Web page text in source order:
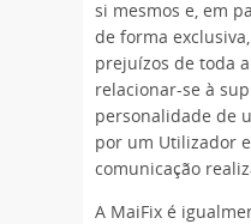
si mesmos e, em
de forma
prejuízos de toda
relacionar-se à
personalidade de
por um Utilizador
comunicação
A MaiFix é